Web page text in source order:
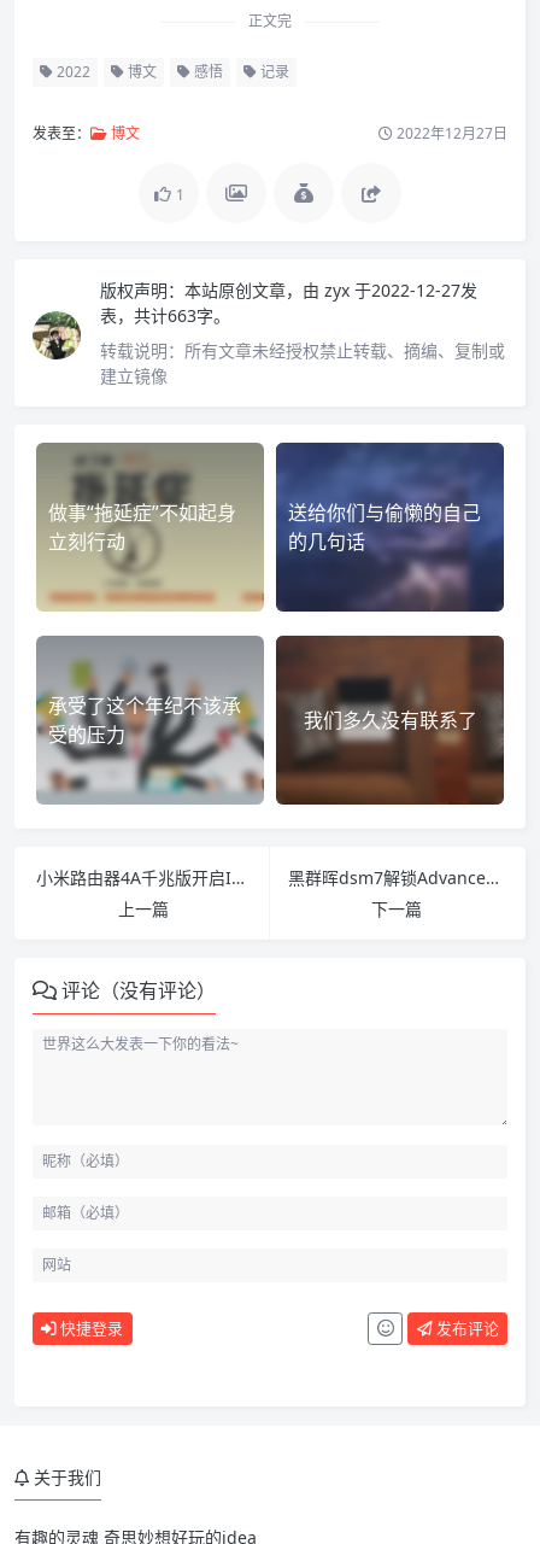
正文完
2022 博文 感悟 记录
发表至： 博文 2022年12月27日
1
版权声明： 本站原创文章，由 zyx 于2022-12-27发
表，共计663字。
转载说明： 所有文章未经授权禁止转载、摘编、复制或
建立镜像
做事“拖延症”不如起身
立刻行动
送给你们与偷懒的自己
的几句话
承受了这个年纪不该承
受的压力
我们多久没有联系了
小米路由器4A千兆版开启IPV6防火墙
上一篇
黑群晖dsm7解锁Advanced Media Extensions
下一篇
评论（没有评论）
快捷登录 发布评论
学习
关于我们
有趣的灵魂 奇思妙想好玩的idea